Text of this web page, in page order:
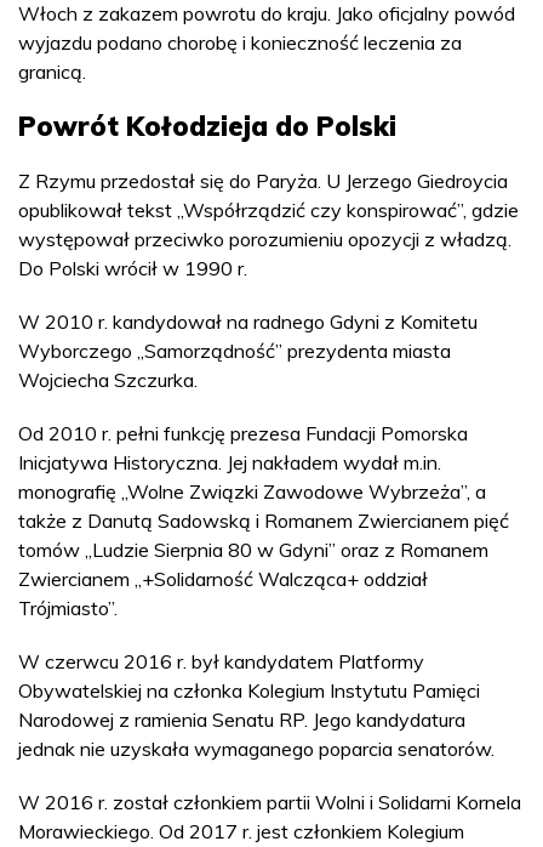
Włoch z zakazem powrotu do kraju. Jako oficjalny powód
wyjazdu podano chorobę i konieczność leczenia za
granicą.
Powrót Kołodzieja do Polski
Z Rzymu przedostał się do Paryża. U Jerzego Giedroycia
opublikował tekst „Współrządzić czy konspirować”, gdzie
występował przeciwko porozumieniu opozycji z władzą.
Do Polski wrócił w 1990 r.
W 2010 r. kandydował na radnego Gdyni z Komitetu
Wyborczego „Samorządność” prezydenta miasta
Wojciecha Szczurka.
Od 2010 r. pełni funkcję prezesa Fundacji Pomorska
Inicjatywa Historyczna. Jej nakładem wydał m.in.
monografię „Wolne Związki Zawodowe Wybrzeża”, a
także z Danutą Sadowską i Romanem Zwiercianem pięć
tomów „Ludzie Sierpnia 80 w Gdyni” oraz z Romanem
Zwiercianem „+Solidarność Walcząca+ oddział
Trójmiasto”.
W czerwcu 2016 r. był kandydatem Platformy
Obywatelskiej na członka Kolegium Instytutu Pamięci
Narodowej z ramienia Senatu RP. Jego kandydatura
jednak nie uzyskała wymaganego poparcia senatorów.
W 2016 r. został członkiem partii Wolni i Solidarni Kornela
Morawieckiego. Od 2017 r. jest członkiem Kolegium